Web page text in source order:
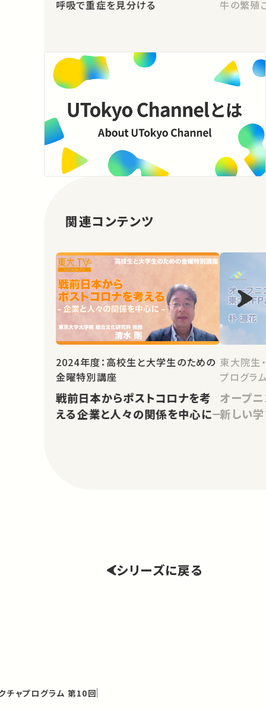
呼吸で重症を見分ける 牛の繁殖
関連コンテンツ
2024年度：高校生と大学生のための
金曜特別講座
戦前日本からポストコロナを考
える――企業と人々の関係を中心に――
東大院生
オープ
新しい
シリーズに戻る
チャプログラム 第10回